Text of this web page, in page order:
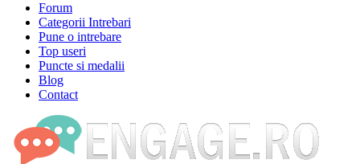
Forum
Categorii Intrebari
Pune o intrebare
Top useri
Puncte si medalii
Blog
Contact